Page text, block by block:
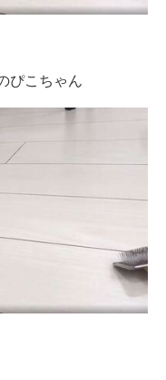
ぴこちゃん